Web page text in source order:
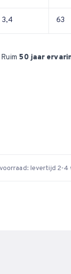
3,4 63
Ruim50 jaar
levertijd 2-4